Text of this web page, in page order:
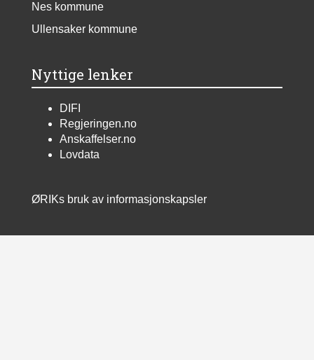
Nes kommune
Ullensaker kommune
Nyttige lenker
DIFI
Regjeringen.no
Anskaffelser.no
Lovdata
ØRIKs bruk av informasjonskapsler